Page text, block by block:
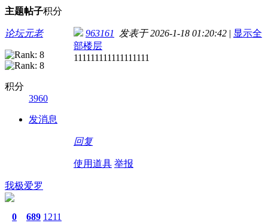
主题帖子积分
论坛元老
积分
3960
发消息
963161 发表于 2026-1-18 01:20:42 | 显示全
部楼层
111111111111111111
回复
使用道具 举报
我极爱罗
0 689 1211